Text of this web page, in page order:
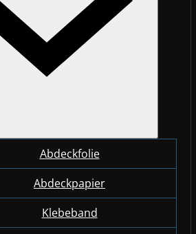
Abdeckfolie
Abdeckpapier
Klebeband